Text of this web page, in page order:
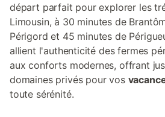
départ parfait pour explorer les
Limousin, à 30 minutes de
Périgord et 45 minutes de
allient l'authenticité des fermes
aux conforts modernes, offrant
domaines privés pour vos
toute sérénité.